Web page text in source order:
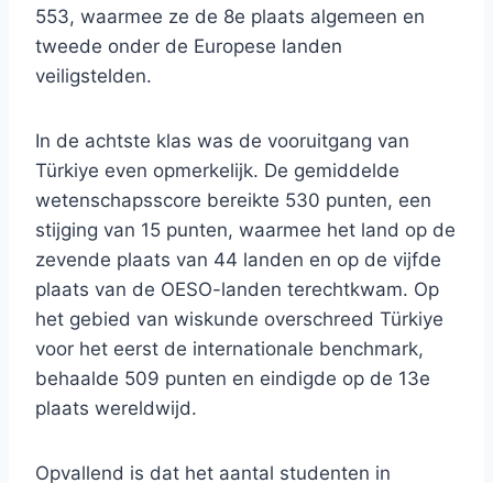
553, waarmee ze de 8e plaats algemeen en
tweede onder de Europese landen
veiligstelden.
In de achtste klas was de vooruitgang van
Türkiye even opmerkelijk. De gemiddelde
wetenschapsscore bereikte 530 punten, een
stijging van 15 punten, waarmee het land op de
zevende plaats van 44 landen en op de vijfde
plaats van de OESO-landen terechtkwam. Op
het gebied van wiskunde overschreed Türkiye
voor het eerst de internationale benchmark,
behaalde 509 punten en eindigde op de 13e
plaats wereldwijd.
Opvallend is dat het aantal studenten in